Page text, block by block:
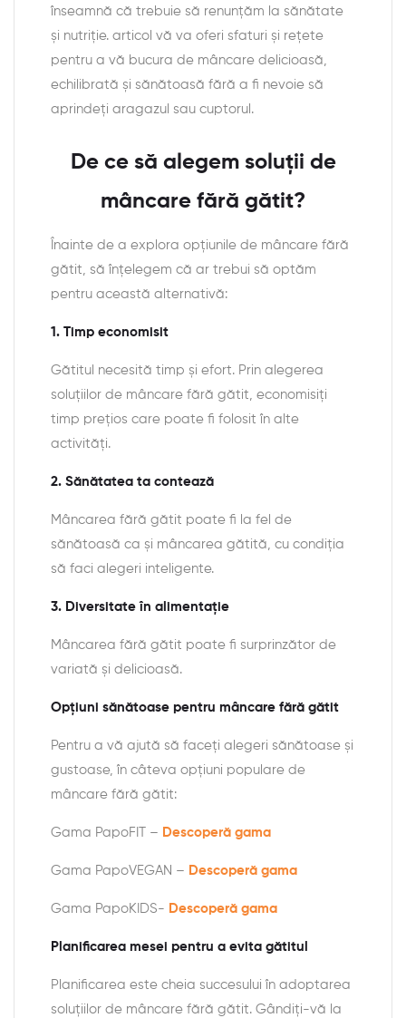
înseamnă că trebuie să renunțăm la sănătate
și nutriție. articol vă va oferi sfaturi și rețete
pentru a vă bucura de mâncare delicioasă,
echilibrată și sănătoasă fără a fi nevoie să
aprindeți aragazul sau cuptorul.
De ce să alegem soluții de
mâncare fără gătit?
Înainte de a explora opțiunile de mâncare fără
gătit, să înțelegem că ar trebui să optăm
pentru această alternativă:
1. Timp economisit
Gătitul necesită timp și efort. Prin alegerea
soluțiilor de mâncare fără gătit, economisiți
timp prețios care poate fi folosit în alte
activități.
2. Sănătatea ta contează
Mâncarea fără gătit poate fi la fel de
sănătoasă ca și mâncarea gătită, cu condiția
să faci alegeri inteligente.
3. Diversitate în alimentație
Mâncarea fără gătit poate fi surprinzător de
variată și delicioasă.
Opțiuni sănătoase pentru mâncare fără gătit
Pentru a vă ajută să faceți alegeri sănătoase și
gustoase, în câteva opțiuni populare de
mâncare fără gătit:
Gama PapoFIT – Descoperă gama
Gama PapoVEGAN – Descoperă gama
Gama PapoKIDS- Descoperă gama
Planificarea mesei pentru a evita gătitul
Planificarea este cheia succesului în adoptarea
soluțiilor de mâncare fără gătit. Gândiți-vă la